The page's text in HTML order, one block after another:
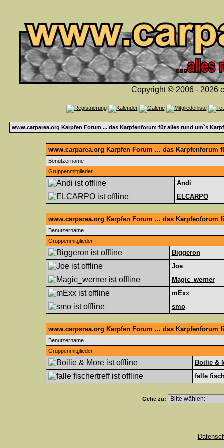
Copyright © 2006 - 2026
www.carparea.org Karpfen Forum ... das Karpfenforum für alles rund um`s
www.carparea.org Karpfen Forum ... das
Benutzername
Gruppenmitglieder
Andi
ELCARPO
www.carparea.org Karpfen Forum ... das Karpfenforum
Benutzername
Gruppenmitglieder
Biggeron
Joe
Magic_werner
mExx
smo
www.carparea.org Karpfen Forum ... das Karpfenforum
Benutzername
Gruppenmitglieder
Boilie &
falle
Gehe zu: